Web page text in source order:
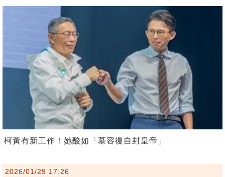
柯黃有新工作！她酸如「慕容復自封皇帝」
2026/01/29 17:26